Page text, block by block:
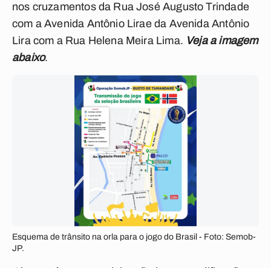
nos cruzamentos da Rua José Augusto Trindade
com a Avenida Antônio Lirae da Avenida Antônio
Lira com a Rua Helena Meira Lima. Veja a imagem
abaixo.
Esquema de trânsito na orla para o jogo do Brasil - Foto: Semob-
JP.